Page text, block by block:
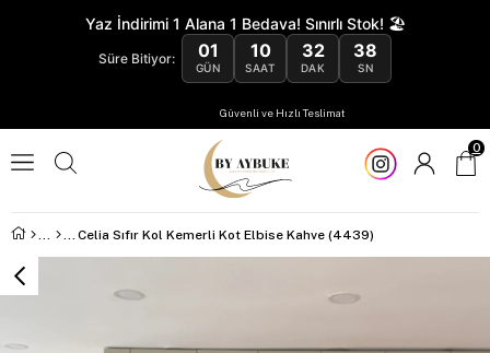
Yaz İndirimi 1 Alana 1 Bedava! Sınırlı Stok! 🏖️
Süre Bitiyor: 01
GÜN
10
SAAT
32
DAK
37
SN
Güvenli ve Hızlı Teslimat
0
Celia Sıfır Kol Kemerli Kot Elbise Kahve (4439)